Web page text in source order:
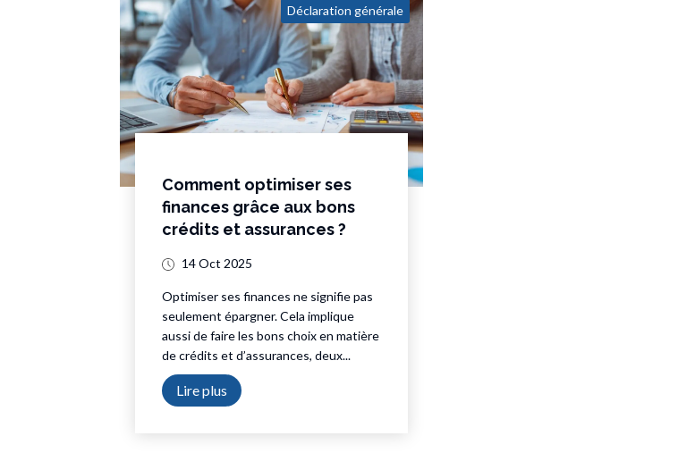
Déclaration générale
Comment optimiser ses
finances grâce aux bons
crédits et assurances ?
14 Oct 2025
Optimiser ses finances ne signifie pas
seulement épargner. Cela implique
aussi de faire les bons choix en matière
de crédits et d’assurances, deux...
Lire plus